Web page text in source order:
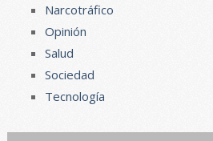
Narcotráfico
Opinión
Salud
Sociedad
Tecnología